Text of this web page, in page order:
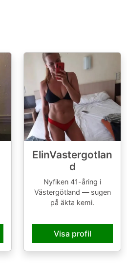
ElinVastergotlan
d
Nyfiken 41-åring i
Västergötland — sugen
på äkta kemi.
Visa profil